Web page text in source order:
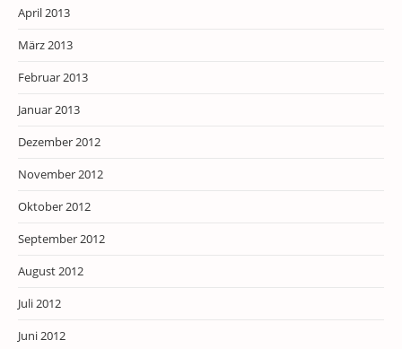
April 2013
März 2013
Februar 2013
Januar 2013
Dezember 2012
November 2012
Oktober 2012
September 2012
August 2012
Juli 2012
Juni 2012